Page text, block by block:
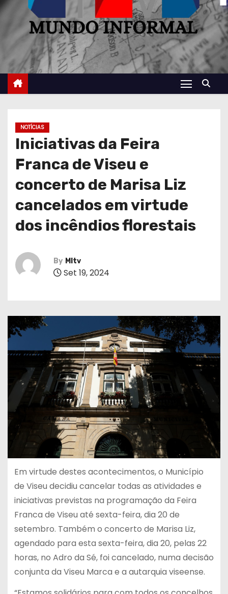
NOTÍCIAS
Iniciativas da Feira
Franca de Viseu e
concerto de Marisa Liz
cancelados em virtude
dos incêndios florestais
By MItv
Set 19, 2024
Em virtude destes acontecimentos, o Município
de Viseu decidiu cancelar todas as atividades e
iniciativas previstas na programação da Feira
Franca de Viseu até sexta-feira, dia 20 de
setembro. Também o concerto de Marisa Liz,
agendado para esta sexta-feira, dia 20, pelas 22
horas, no Adro da Sé, foi cancelado, numa decisão
conjunta da Viseu Marca e a autarquia viseense.